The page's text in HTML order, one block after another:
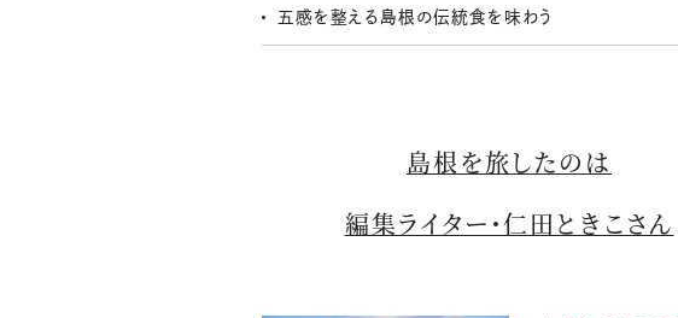
五感を整える島根の伝統食を味わう
島根を旅したのは
編集ライター・仁田ときこさん